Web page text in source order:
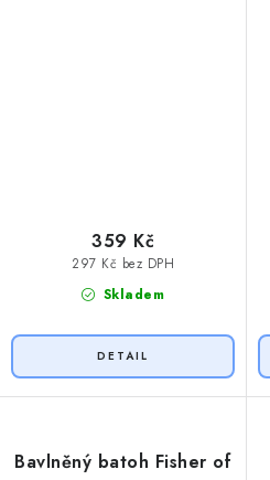
Skladem
297 Kč bez DPH
359 Kč
Bavlněný batoh Fisher of